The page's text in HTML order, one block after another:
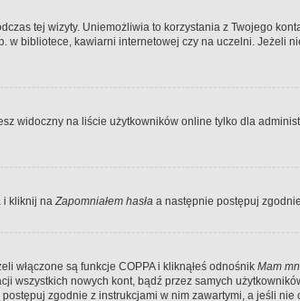
tej wizyty. Uniemożliwia to korzystania z Twojego
bibliotece, kawiarni internetowej czy na uczelni. Jeżeli
widoczny na liście użytkowników online tylko dla
i kliknij naZapomniałem hasła a następnie postępuj
włączone są funkcje COPPA i kliknąłeś odnośnik Mam
wszystkich nowych kont, bądź przez samych
zgodnie z instrukcjami w nim zawartymi, a jeśli nie